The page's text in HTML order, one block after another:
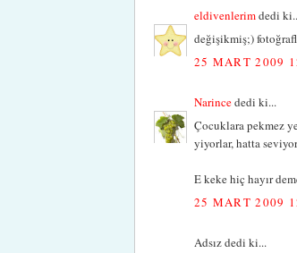
eldivenlerimdedi
değişikmiş;)
25 MART 2009
Narincededi ki...
Çocuklara pekmez
yiyorlar, hatta
E keke hiç hayır
25 MART 2009
Adsız dedi ki...